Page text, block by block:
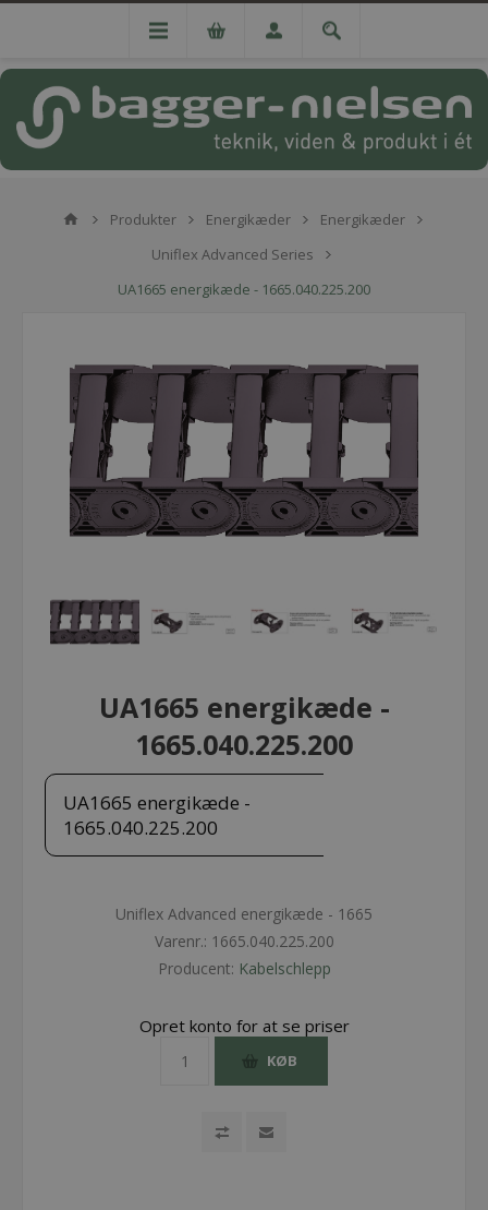
Produkter Energikæder
Energikæder
Uniflex Advanced Series
UA1665 energikæde - 1665.040.225.200
UA1665 energikæde -
1665.040.225.200
UA1665 energikæde -
1665.040.225.200
Uniflex Advanced energikæde - 1665
Varenr.: 1665.040.225.200
Producent: Kabelschlepp
Opret konto for at se priser
KØB